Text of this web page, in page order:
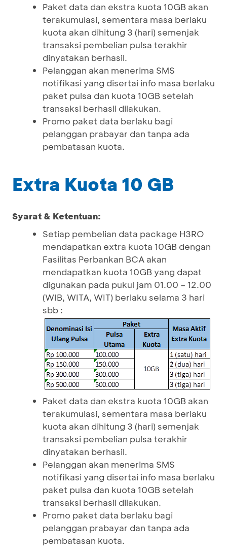
Paket data dan ekstra kuota 10GB akan
terakumulasi, sementara masa berlaku
kuota akan dihitung 3 (hari) semenjak
transaksi pembelian pulsa terakhir
dinyatakan berhasil.
Pelanggan akan menerima SMS
notifikasi yang disertai info masa berlaku
paket pulsa dan kuota 10GB setelah
transaksi berhasil dilakukan.
Promo paket data berlaku bagi
pelanggan prabayar dan tanpa ada
pembatasan kuota.
Extra Kuota 10 GB
Syarat & Ketentuan:
Setiap pembelian data package H3RO
mendapatkan extra kuota 10GB dengan
Fasilitas Perbankan BCA akan
mendapatkan kuota 10GB yang dapat
digunakan pada pukul jam 01.00 – 12.00
(WIB, WITA, WIT) berlaku selama 3 hari
sbb :
Paket data dan ekstra kuota 10GB akan
terakumulasi, sementara masa berlaku
kuota akan dihitung 3 (hari) semenjak
transaksi pembelian pulsa terakhir
dinyatakan berhasil.
Pelanggan akan menerima SMS
notifikasi yang disertai info masa berlaku
paket pulsa dan kuota 10GB setelah
transaksi berhasil dilakukan.
Promo paket data berlaku bagi
pelanggan prabayar dan tanpa ada
pembatasan kuota.